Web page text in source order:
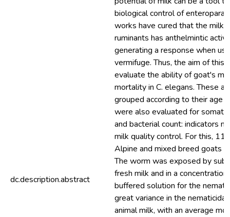
dc.description.abstract
biological control of
works have cured that the milk
ruminants has anthelmintic
generating a response when
vermifuge. Thus, the aim of this
evaluate the ability of goat's
mortality in C. elegans. These
grouped according to their age
were also evaluated for
and bacterial count: indicators
milk quality control. For this,
Alpine and mixed breed goats
The worm was exposed by
fresh milk and in a
buffered solution for the
great variance in the
animal milk, with an average